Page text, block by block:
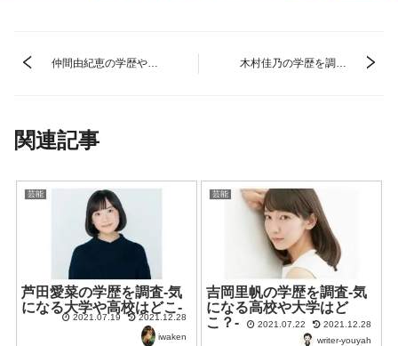
仲間由紀恵の学歴や本
木村佳乃の学歴を調
関連記事
芸能
芦田愛菜の学歴を調査-気
になる大学や高校はどこ-
2021.07.19
2021.12.28
iwaken
芸能
吉岡里帆の学歴を調査-気
になる高校や大学はど
こ？-
2021.07.22
2021.12.28
writer-youyah